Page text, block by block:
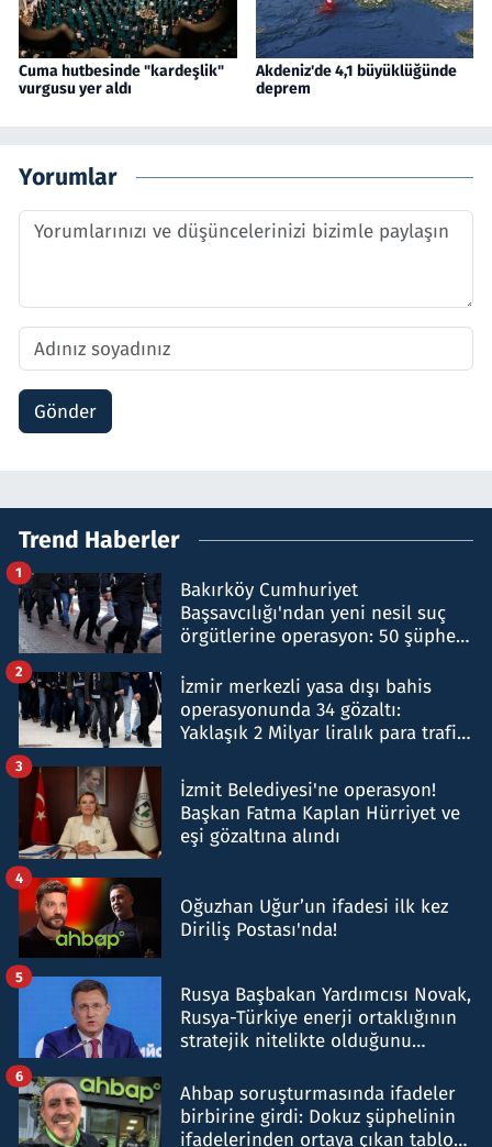
Cuma hutbesinde "kardeşlik"
vurgusu yer aldı
Akdeniz'de 4,1 büyüklüğünde
deprem
Yorumlar
Gönder
Trend Haberler
Bakırköy Cumhuriyet
Başsavcılığı'ndan yeni nesil suç
örgütlerine operasyon: 50 şüpheli
1
İzmir merkezli yasa dışı bahis
operasyonunda 34 gözaltı:
Yaklaşık 2 Milyar liralık para trafiği
2
İzmit Belediyesi'ne operasyon!
Başkan Fatma Kaplan Hürriyet ve
eşi gözaltına alındı
3
Oğuzhan Uğur’un ifadesi ilk kez
Diriliş Postası'nda!
4
Rusya Başbakan Yardımcısı Novak,
Rusya-Türkiye enerji ortaklığının
stratejik nitelikte olduğunu
5
Ahbap soruşturmasında ifadeler
birbirine girdi: Dokuz şüphelinin
ifadelerinden ortaya çıkan tablo
6